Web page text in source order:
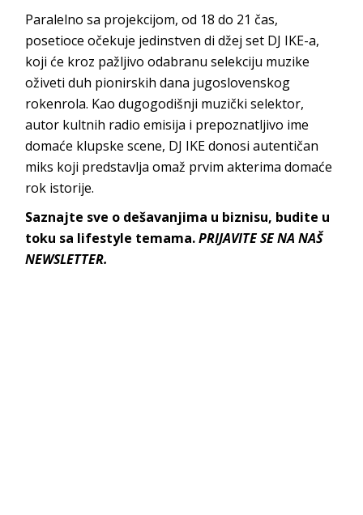
Paralelno sa projekcijom, od 18 do 21 čas,
posetioce očekuje jedinstven di džej set DJ IKE-a,
koji će kroz pažljivo odabranu selekciju muzike
oživeti duh pionirskih dana jugoslovenskog
rokenrola. Kao dugogodišnji muzički selektor,
autor kultnih radio emisija i prepoznatljivo ime
domaće klupske scene, DJ IKE donosi autentičan
miks koji predstavlja omaž prvim akterima domaće
rok istorije.
Saznajte sve o dešavanjima u biznisu, budite u
toku sa lifestyle temama.PRIJAVITE SE NA NAŠ
NEWSLETTER.